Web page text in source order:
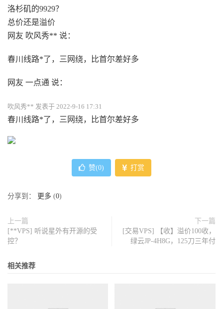
洛杉矶的9929？
总价还是溢价
网友 吹风秀** 说：
春川线路*了，三网绕，比首尔差好多
网友 一点通 说：
吹风秀** 发表于 2022-9-16 17:31
春川线路*了，三网绕，比首尔差好多
赞(0) 打赏
分享到： 更多 (0)
上一篇
[**VPS] 听说星外有开源的受
控？
下一篇
[交易VPS] 【收】溢价100收，
绿云JP-4H8G，125刀三年付
相关推荐